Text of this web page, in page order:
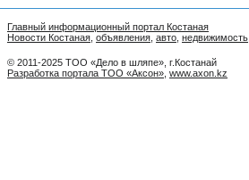
Главный информационный портал Костаная
Новости Костаная объявления авто недвижимость
© 2011-2025 ТОО «Дело в шляпе», г.Костанай
Разработка портала ТОО «Аксон» www.axon.kz